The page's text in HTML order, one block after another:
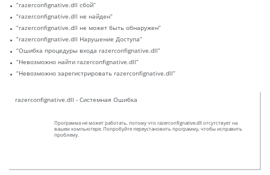
“razerconfignative.dll сбой”
“razerconfignative.dll не найден”
“razerconfignative.dll не может быть обнаружен”
“razerconfignative.dll Нарушение Доступа”
“Ошибка процедуры входа razerconfignative.dll”
“Невозможно найти razerconfignative.dll”
“Невозможно зарегистрировать razerconfignative.dll”
razerconfignative.dll - Системная Ошибка
Программа не может работать, потому что razerconfignative.dll отсутствует на
вашем компьютере. Попробуйте переустановить программу, чтобы исправить
проблему.